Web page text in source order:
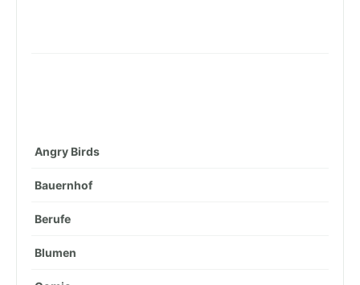
Angry Birds
Bauernhof
Berufe
Blumen